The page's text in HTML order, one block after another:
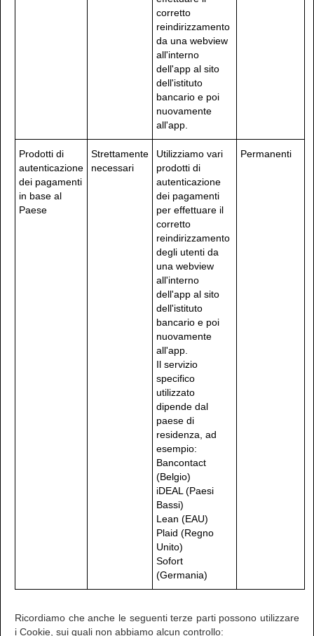
corretto
reindirizzamento
da una webview
all'interno
dell'app al sito
dell'istituto
bancario e poi
nuovamente
all'app.
Prodotti di
autenticazione
dei pagamenti
in base al
Paese
Strettamente
necessari
Utilizziamo vari
prodotti di
autenticazione
dei pagamenti
per effettuare il
corretto
reindirizzamento
degli utenti da
una webview
all'interno
dell'app al sito
dell'istituto
bancario e poi
nuovamente
all'app.
Il servizio
specifico
utilizzato
dipende dal
paese di
residenza, ad
esempio:
Bancontact
(Belgio)
iDEAL (Paesi
Bassi)
Lean (EAU)
Plaid (Regno
Unito)
Sofort
(Germania)
Permanenti
Ricordiamo che anche le seguenti terze parti possono utilizzare
i Cookie, sui quali non abbiamo alcun controllo: